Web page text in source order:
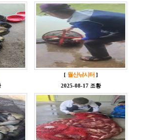
[ 월산낚시터 ]
2025-08-17 조황